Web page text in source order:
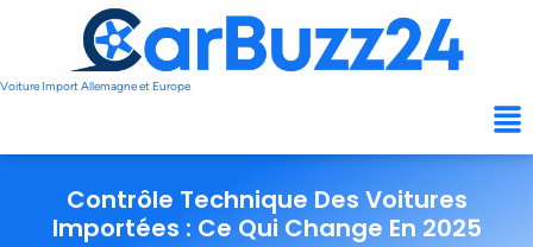
Voiture Import Allemagne et Europe
Contrôle Technique Des Voitures
Importées : Ce Qui Change En 2025